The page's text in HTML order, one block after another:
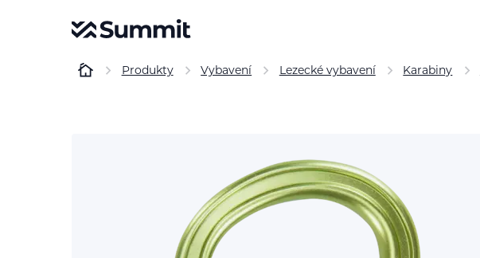
Produkty Vybavení Lezecké vybavení Karabiny